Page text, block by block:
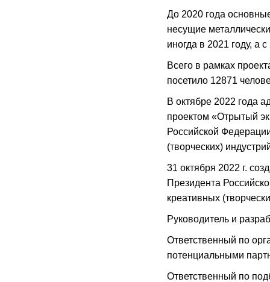
До 2020 года
несущие
иногда в 2021 году, а
Всего в рамках
посетило 12871
В октябре 2022 года
проектом «Отрытый
Российской
(творческих)
31 октября 2022 г.
Президента
креативных
Руководитель и
Ответственный по
потенциальными
Ответственный по